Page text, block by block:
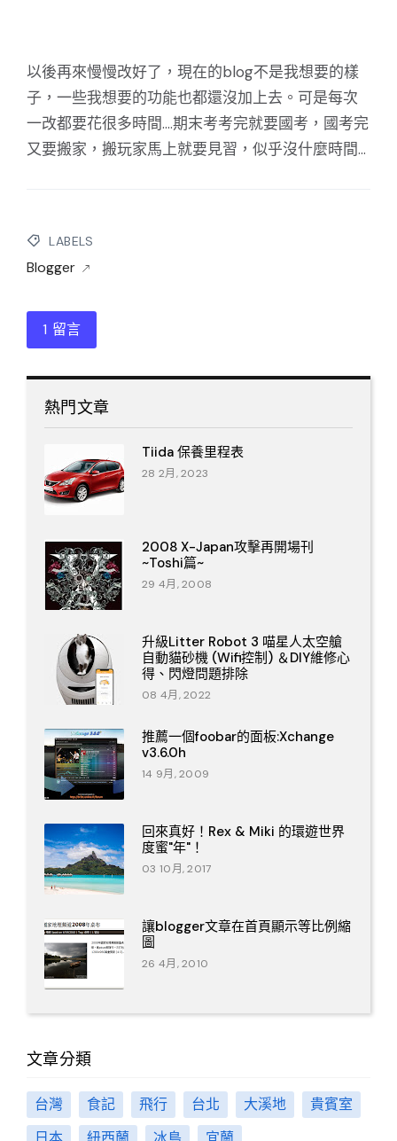
以後再來慢慢改好了，現在的blog不是我想要的樣
子，一些我想要的功能也都還沒加上去。可是每次
一改都要花很多時間....期末考考完就要國考，國考完
又要搬家，搬玩家馬上就要見習，似乎沒什麼時間...
LABELS
Blogger
1 留言
熱門文章
Tiida 保養里程表
28 2月, 2023
2008 X-Japan攻擊再開場刊
~Toshi篇~
29 4月, 2008
升級Litter Robot 3 喵星人太空艙
自動貓砂機 (Wifi控制) ＆DIY維修心
得、閃燈問題排除
08 4月, 2022
推薦一個foobar的面板:Xchange
v3.6.0h
14 9月, 2009
回來真好！Rex & Miki 的環遊世界
度蜜"年"！
03 10月, 2017
讓blogger文章在首頁顯示等比例縮
圖
26 4月, 2010
文章分類
台灣 食記 飛行 台北 大溪地
貴賓室